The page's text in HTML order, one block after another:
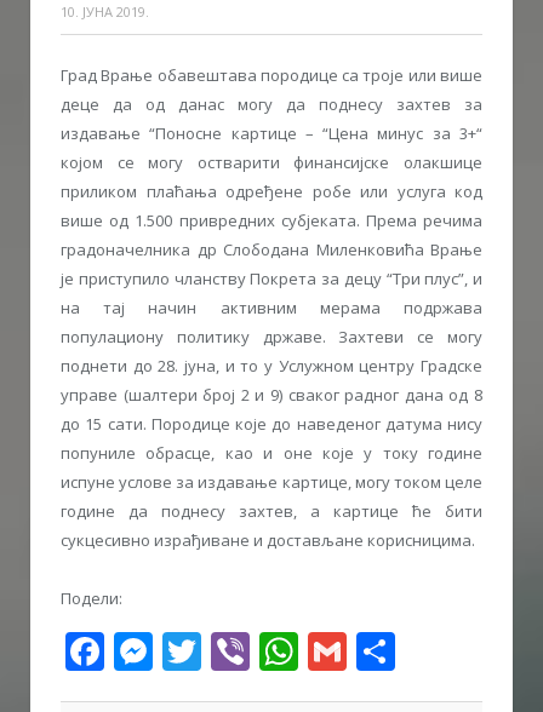
10. ЈУНА 2019.
Град Врање обавештава породице са троје или више
деце да од данас могу да поднесу захтев за
издавање “Поносне картице – “Цена минус за 3+“
којом се могу остварити финансијске олакшице
приликом плаћања одређене робе или услуга код
више од 1.500 привредних субјеката. Према речима
градоначелника др Слободана Миленковића Врање
је приступило чланству Покрета за децу “Три плус”, и
на тај начин активним мерама подржава
популациону политику државе. Захтеви се могу
поднети до 28. јуна, и то у Услужном центру Градске
управе (шалтери број 2 и 9) сваког радног дана од 8
до 15 сати. Породице које до наведеног датума нису
попуниле обрасце, као и оне које у току године
испуне услове за издавање картице, могу током целе
године да поднесу захтев, а картице ће бити
сукцесивно израђиване и достављане корисницима.
Подели:
Facebook
Messenger
Twitter
ViberWhatsApp
Gmail